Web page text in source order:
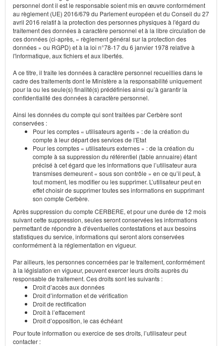
personnel dont il est le responsable soient mis en œuvre conformément
au règlement (UE) 2016/679 du Parlement européen et du Conseil du 27
avril 2016 relatif à la protection des personnes physiques à l'égard du
traitement des données à caractère personnel et à la libre circulation de
ces données (ci-après, « règlement général sur la protection des
données » ou RGPD) et à la loi n°78-17 du 6 janvier 1978 relative à
l'informatique, aux fichiers et aux libertés.
A ce titre, il traite les données à caractère personnel recueillies dans le
cadre des traitements dont le Ministère a la responsabilité uniquement
pour la ou les seule(s) finalité(s) prédéfinies ainsi qu’à garantir la
confidentialité des données à caractère personnel.
Ainsi les données du compte qui sont traitées par Cerbère sont
conservées :
Pour les comptes « utilisateurs agents » : de la création du
compte à leur départ des services de l'Etat
Pour les comptes « utilisateurs externes » : de la création du
compte à sa suppression du référentiel (table annuaire) étant
précisé à cet égard que les informations que l’utilisateur aura
transmises demeurent « sous son contrôle » en ce qu’il peut, à
tout moment, les modifier ou les supprimer. L’utilisateur peut en
effet choisir de supprimer toutes ses informations en supprimant
son compte Cerbère.
Après suppression du compte CERBERE, et pour une durée de 12 mois
suivant cette suppression, seules seront conservées les informations
permettant de répondre à d'éventuelles contestations et aux besoins
statistiques du service, informations qui seront alors conservées
conformément à la réglementation en vigueur.
Par ailleurs, les personnes concernées par le traitement, conformément
à la législation en vigueur, peuvent exercer leurs droits auprès du
responsable de traitement. Ces droits sont les suivants :
Droit d’accès aux données
Droit d’information et de vérification
Droit de rectification
Droit à l’effacement
Droit d’opposition, le cas échéant
Pour toute information ou exercice de ses droits, l’utilisateur peut
contacter :